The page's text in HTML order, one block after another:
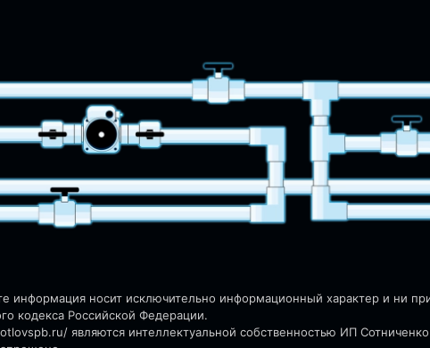
информация носит исключительно информационный характер и ни
кодекса Российской Федерации.
являются интеллектуальной собственностью ИП